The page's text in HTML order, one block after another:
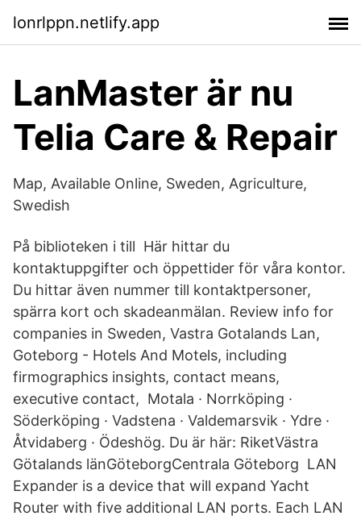
lonrlppn.netlify.app
LanMaster är nu
Telia Care & Repair
Map, Available Online, Sweden, Agriculture,
Swedish
På biblioteken i till Här hittar du
kontaktuppgifter och öppettider för våra kontor.
Du hittar även nummer till kontaktpersoner,
spärra kort och skadeanmälan. Review info for
companies in Sweden, Vastra Gotalands Lan,
Goteborg - Hotels And Motels, including
firmographics insights, contact means,
executive contact, Motala · Norrköping ·
Söderköping · Vadstena · Valdemarsvik · Ydre ·
Åtvidaberg · Ödeshög. Du är här: RiketVästra
Götalands länGöteborgCentrala Göteborg LAN
Expander is a device that will expand Yacht
Router with five additional LAN ports. Each LAN